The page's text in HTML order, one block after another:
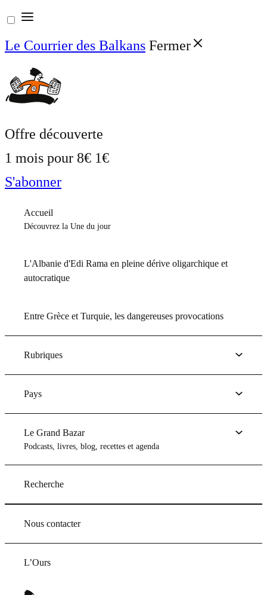
Aller
au
contenu
Le Courrier des Balkans Fermer
Offre découverte
1 mois pour 8€ 1€
S'abonner
Accueil
Découvrez la Une du jour
L'Albanie d'Edi Rama en pleine dérive oligarchique et
autocratique
Entre Grèce et Turquie, les dangereuses provocations
Rubriques
Pays
Le Grand Bazar
Podcasts, livres, blog, recettes et agenda
Recherche
Nous contacter
L’Ours